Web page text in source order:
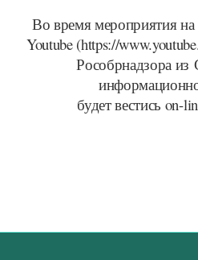
Во время мероприятия
Youtube(https://
Рособрнадзора из
будет вестись on-